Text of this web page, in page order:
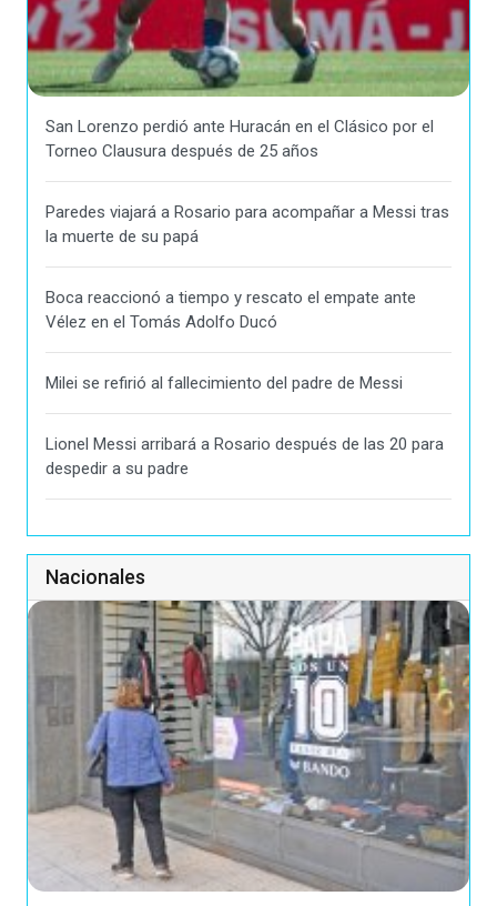
San Lorenzo perdió ante Huracán en el Clásico por el
Torneo Clausura después de 25 años
Paredes viajará a Rosario para acompañar a Messi tras
la muerte de su papá
Boca reaccionó a tiempo y rescato el empate ante
Vélez en el Tomás Adolfo Ducó
Milei se refirió al fallecimiento del padre de Messi
Lionel Messi arribará a Rosario después de las 20 para
despedir a su padre
Nacionales